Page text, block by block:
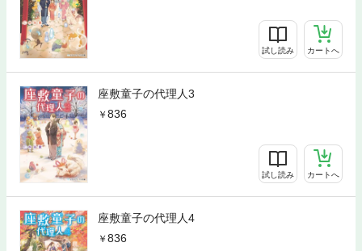
試し読み カートへ
座敷童子の代理人3
836
試し読み カートへ
座敷童子の代理人4
836